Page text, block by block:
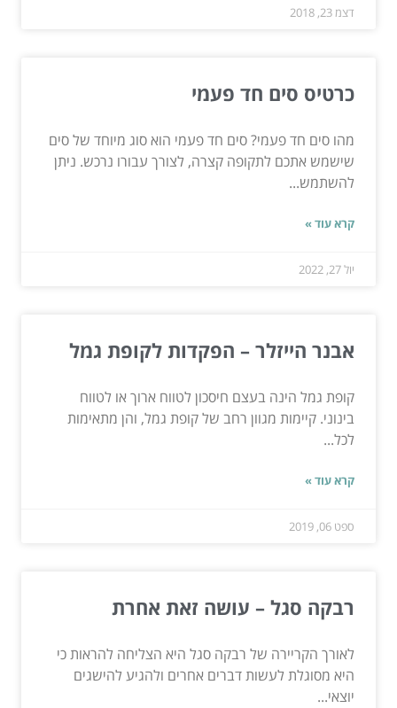
דצמ 23, 2018
כרטיס סים חד פעמי
מהו סים חד פעמי? סים חד פעמי הוא סוג מיוחד של סים
שישמש אתכם לתקופה קצרה, לצורך עבורו נרכש. ניתן
להשתמש...
קרא עוד »
יול 27, 2022
אבנר הייזלר – הפקדות לקופת גמל
קופת גמל הינה בעצם חיסכון לטווח ארוך או לטווח
בינוני. קיימות מגוון רחב של קופת גמל, והן מתאימות
לכל...
קרא עוד »
ספט 06, 2019
רבקה סגל – עושה זאת אחרת
לאורך הקריירה של רבקה סגל היא הצליחה להראות כי
היא מסוגלת לעשות דברים אחרים ולהגיע להישגים
יוצאי...